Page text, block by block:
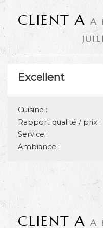
CLIENT A A
Excellent
Cuisine :
Rapport qualité / prix :
Service :
Ambiance :
CLIENT A A